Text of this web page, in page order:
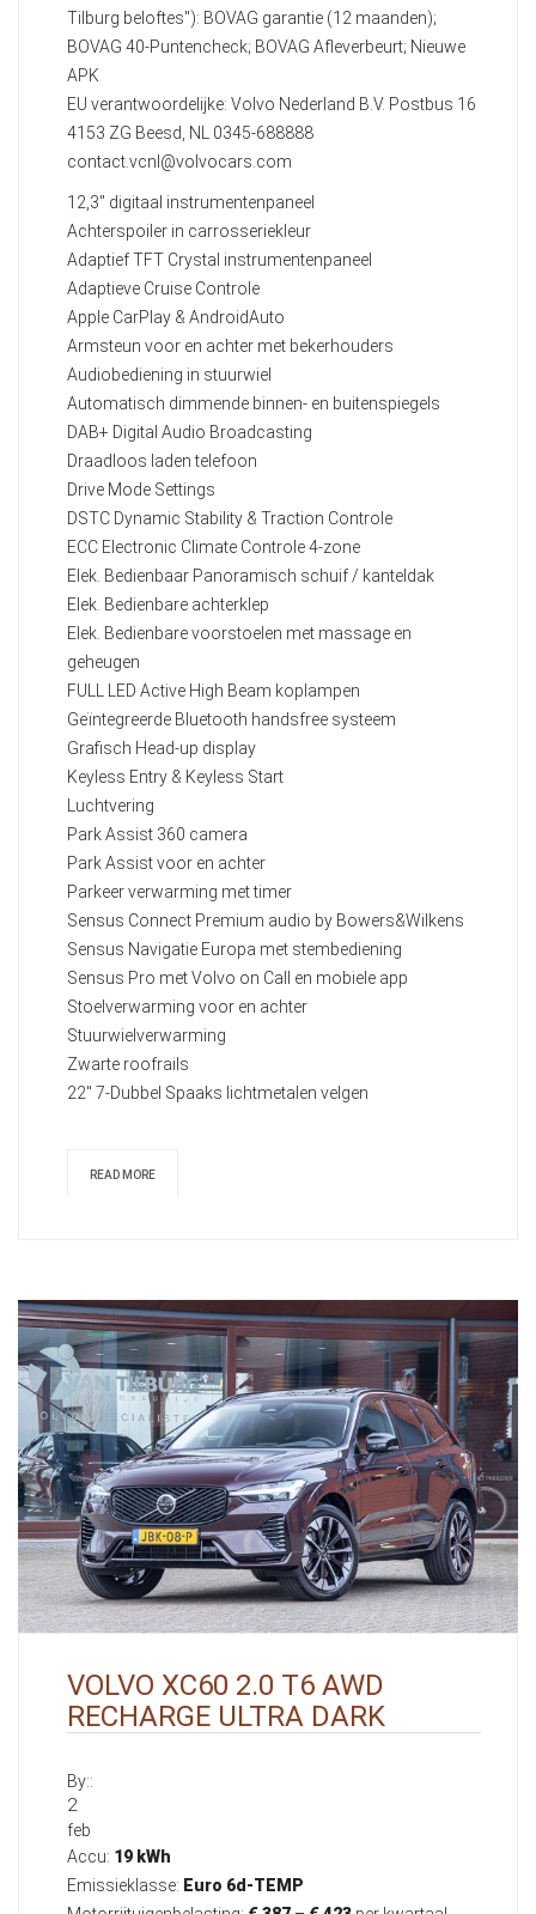
Tilburg beloftes"): BOVAG garantie (12 maanden);
BOVAG 40-Puntencheck; BOVAG Afleverbeurt; Nieuwe
APK
EU verantwoordelijke: Volvo Nederland B.V. Postbus 16
4153 ZG Beesd, NL 0345-688888
contact.vcnl@volvocars.com
12,3" digitaal instrumentenpaneel
Achterspoiler in carrosseriekleur
Adaptief TFT Crystal instrumentenpaneel
Adaptieve Cruise Controle
Apple CarPlay & AndroidAuto
Armsteun voor en achter met bekerhouders
Audiobediening in stuurwiel
Automatisch dimmende binnen- en buitenspiegels
DAB+ Digital Audio Broadcasting
Draadloos laden telefoon
Drive Mode Settings
DSTC Dynamic Stability & Traction Controle
ECC Electronic Climate Controle 4-zone
Elek. Bedienbaar Panoramisch schuif / kanteldak
Elek. Bedienbare achterklep
Elek. Bedienbare voorstoelen met massage en
geheugen
FULL LED Active High Beam koplampen
Geïntegreerde Bluetooth handsfree systeem
Grafisch Head-up display
Keyless Entry & Keyless Start
Luchtvering
Park Assist 360 camera
Park Assist voor en achter
Parkeer verwarming met timer
Sensus Connect Premium audio by Bowers&Wilkens
Sensus Navigatie Europa met stembediening
Sensus Pro met Volvo on Call en mobiele app
Stoelverwarming voor en achter
Stuurwielverwarming
Zwarte roofrails
22" 7-Dubbel Spaaks lichtmetalen velgen
READ MORE
VOLVO XC60 2.0 T6 AWD
RECHARGE ULTRA DARK
By::
2
feb
Accu: 19 kWh
Emissieklasse: Euro 6d-TEMP